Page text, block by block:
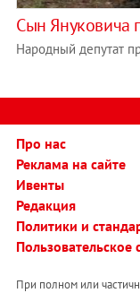
Сын Януковича
Народный депутат
Про нас
Реклама на сайте
Ивенты
Редакция
Политики и
Пользовательское
При полном или